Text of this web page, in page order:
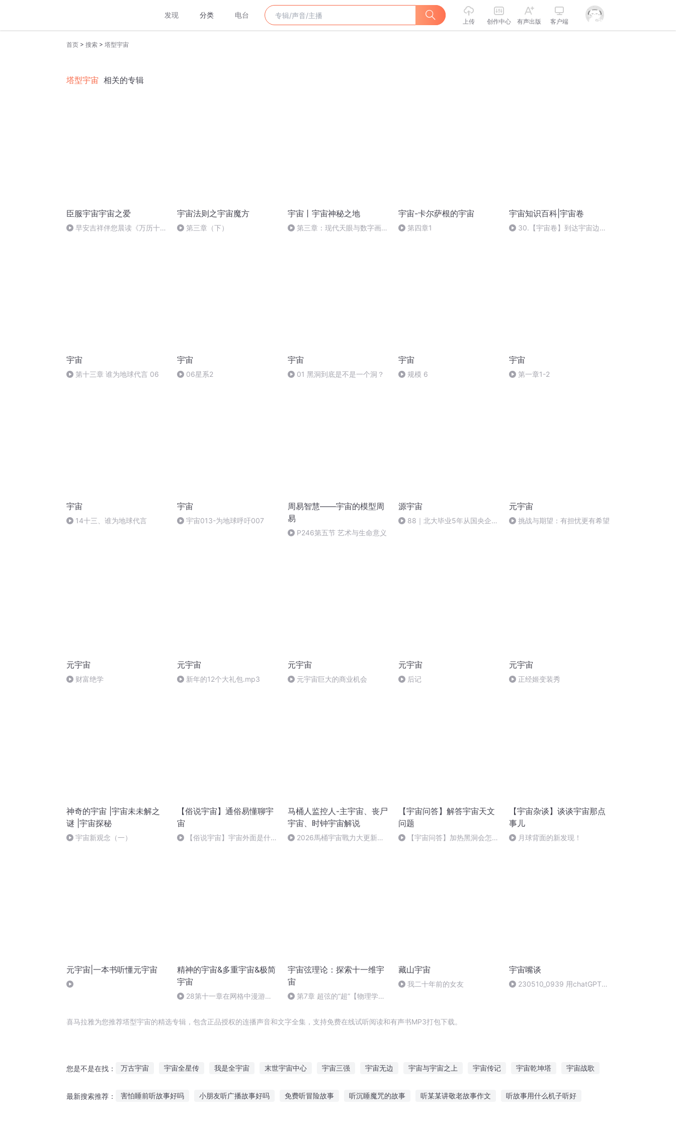
发现 分类 电台
上传 创作中心 有声出版 客户端
首页 > 搜索 > 塔型宇宙
塔型宇宙 相关的专辑
臣服宇宙宇宙之爱
早安吉祥伴您晨读《万历十五
宇宙法则之宇宙魔方
第三章（下）
宇宙丨宇宙神秘之地
第三章：现代天眼与数字画像
宇宙-卡尔萨根的宇宙
第四章1
宇宙知识百科|宇宙卷
30.【宇宙卷】到达宇宙边
宇宙
第十三章 谁为地球代言 06
宇宙
06星系2
宇宙
01 黑洞到底是不是一个洞？
宇宙
规模 6
宇宙
第一章1-2
宇宙
14十三、谁为地球代言
宇宙
宇宙013-为地球呼吁007
周易智慧——宇宙的模型周
易
P246第五节 艺术与生命意义
源宇宙
88｜北大毕业5年从国央企裸
元宇宙
挑战与期望：有担忧更有希望
元宇宙
财富绝学
元宇宙
新年的12个大礼包.mp3
元宇宙
元宇宙巨大的商业机会
元宇宙
后记
元宇宙
正经姬变装秀
神奇的宇宙 |宇宙未未解之
谜 |宇宙探秘
宇宙新观念（一）
【俗说宇宙】通俗易懂聊宇
宙
【俗说宇宙】宇宙外面是什
马桶人监控人-主宇宙、丧尸
宇宙、时钟宇宙解说
2026馬桶宇宙戰力大更新！
【宇宙问答】解答宇宙天文
问题
【宇宙问答】加热黑洞会怎
【宇宙杂谈】谈谈宇宙那点
事儿
月球背面的新发现！
元宇宙|一本书听懂元宇宙
精神的宇宙&多重宇宙&极简
宇宙
28第十一章在网格中漫游：
宇宙弦理论：探索十一维宇
宙
第7章 超弦的“超”【物理学定
藏山宇宙
我二十年前的女友
宇宙嘴谈
230510_0939 用chatGPT
喜马拉雅为您推荐塔型宇宙的精选专辑，包含正品授权的连播声音和文字全集，支持免费在线试听阅读和有声书MP3打包下载。
您是不是在找： 万古宇宙 宇宙全星传 我是全宇宙 末世宇宙中心 宇宙三强 宇宙无边 宇宙与宇宙之上 宇宙传记 宇宙乾坤塔 宇宙战歌
最新搜索推荐： 害怕睡前听故事好吗 小朋友听广播故事好吗 免费听冒险故事 听沉睡魔咒的故事 听某某讲敬老故事作文 听故事用什么机子听好